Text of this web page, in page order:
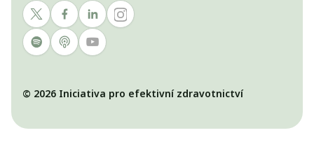
© 2026 Iniciativa pro efektivní zdravotnictví